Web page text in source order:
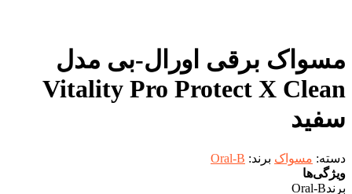
مسواک برقی اورال-بی مدل
Vitality Pro Protect X Clean
سفید
دسته: مسواک برند: Oral-B
ویژگی‌ها
برندOral-B